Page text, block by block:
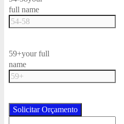
full name
59+your full
name
Solicitar Orçamento